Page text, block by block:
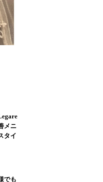
メニ
タイ
でも